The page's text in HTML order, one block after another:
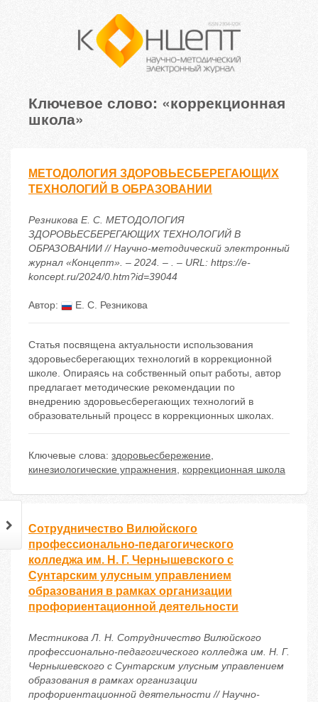
Ключевое слово: «коррекционная
школа»
МЕТОДОЛОГИЯ ЗДОРОВЬЕСБЕРЕГАЮЩИХ
ТЕХНОЛОГИЙ В ОБРАЗОВАНИИ
Резникова Е. С. МЕТОДОЛОГИЯ
ЗДОРОВЬЕСБЕРЕГАЮЩИХ ТЕХНОЛОГИЙ В
ОБРАЗОВАНИИ // Научно-методический электронный
журнал «Концепт». – 2024. – . – URL: https://e-
koncept.ru/2024/0.htm?id=39044
Автор: Е. С. Резникова
Статья посвящена актуальности использования
здоровьесберегающих технологий в коррекционной
школе. Опираясь на собственный опыт работы, автор
предлагает методические рекомендации по
внедрению здоровьесберегающих технологий в
образовательный процесс в коррекционных школах.
Ключевые слова: здоровьесбережение,
кинезиологические упражнения, коррекционная школа
Сотрудничество Вилюйского
профессионально-педагогического
колледжа им. Н. Г. Чернышевского с
Сунтарским улусным управлением
образования в рамках организации
профориентационной деятельности
Местникова Л. Н. Сотрудничество Вилюйского
профессионально-педагогического колледжа им. Н. Г.
Чернышевского с Сунтарским улусным управлением
образования в рамках организации
профориентационной деятельности // Научно-